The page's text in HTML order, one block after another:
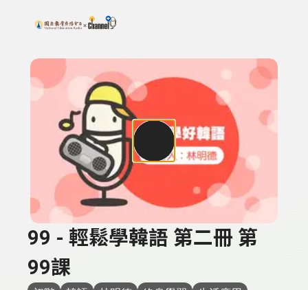
上方功能區塊
搜尋關鍵字：可輸入節目名稱、主持人或關鍵字
99 - 輕鬆學韓語 第二冊 第
99課